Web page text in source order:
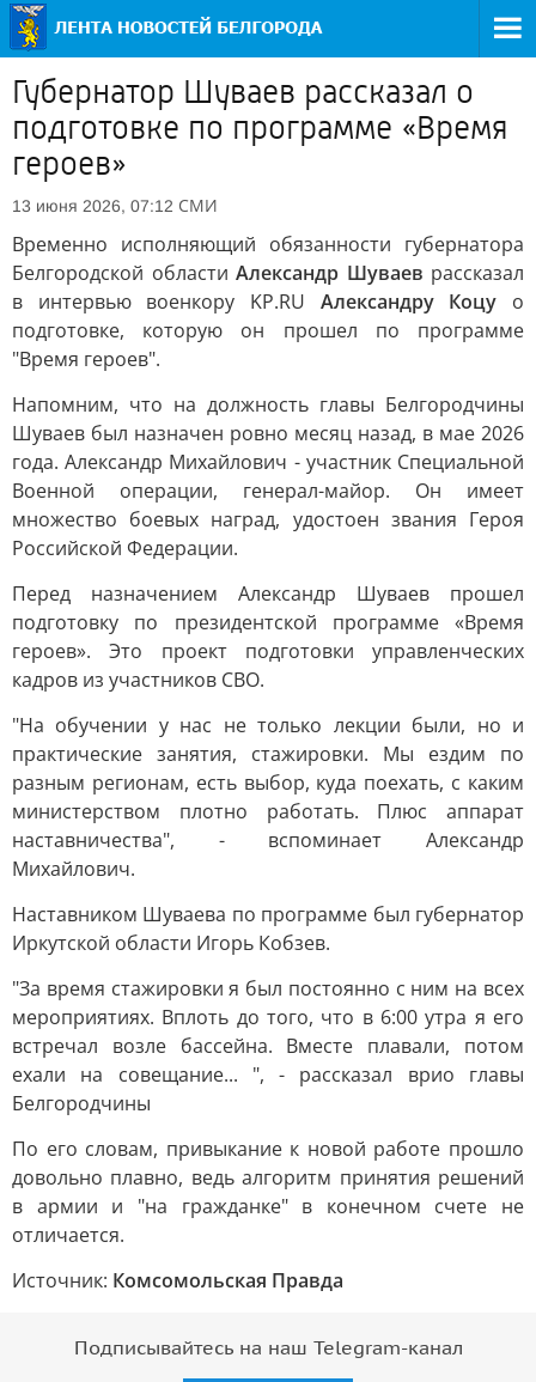
Губернатор Шуваев рассказал о
подготовке по программе «Время
героев»
13 июня 2026, 07:12 СМИ
Временно исполняющий обязанности губернатора
Белгородской области Александр Шуваев рассказал
в интервью военкору KP.RU Александру Коцу о
подготовке, которую он прошел по программе
"Время героев".
Напомним, что на должность главы Белгородчины
Шуваев был назначен ровно месяц назад, в мае 2026
года. Александр Михайлович - участник Специальной
Военной операции, генерал-майор. Он имеет
множество боевых наград, удостоен звания Героя
Российской Федерации.
Перед назначением Александр Шуваев прошел
подготовку по президентской программе «Время
героев». Это проект подготовки управленческих
кадров из участников СВО.
"На обучении у нас не только лекции были, но и
практические занятия, стажировки. Мы ездим по
разным регионам, есть выбор, куда поехать, с каким
министерством плотно работать. Плюс аппарат
наставничества", - вспоминает Александр
Михайлович.
Наставником Шуваева по программе был губернатор
Иркутской области Игорь Кобзев.
"За время стажировки я был постоянно с ним на всех
мероприятиях. Вплоть до того, что в 6:00 утра я его
встречал возле бассейна. Вместе плавали, потом
ехали на совещание... ", - рассказал врио главы
Белгородчины
По его словам, привыкание к новой работе прошло
довольно плавно, ведь алгоритм принятия решений
в армии и "на гражданке" в конечном счете не
отличается.
Источник: Комсомольская Правда
Подписывайтесь на наш Telegram-канал